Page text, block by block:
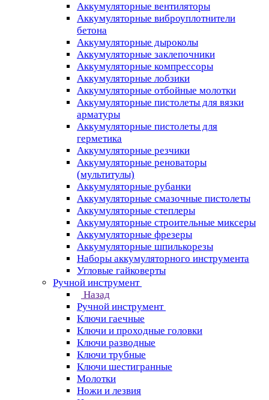
Аккумуляторные вентиляторы
Аккумуляторные виброуплотнители
бетона
Аккумуляторные дыроколы
Аккумуляторные заклепочники
Аккумуляторные компрессоры
Аккумуляторные лобзики
Аккумуляторные отбойные молотки
Аккумуляторные пистолеты для вязки
арматуры
Аккумуляторные пистолеты для
герметика
Аккумуляторные резчики
Аккумуляторные реноваторы
(мультитулы)
Аккумуляторные рубанки
Аккумуляторные смазочные пистолеты
Аккумуляторные степлеры
Аккумуляторные строительные миксеры
Аккумуляторные фрезеры
Аккумуляторные шпилькорезы
Наборы аккумуляторного инструмента
Угловые гайковерты
Ручной инструмент
Назад
Ручной инструмент
Ключи гаечные
Ключи и проходные головки
Ключи разводные
Ключи трубные
Ключи шестигранные
Молотки
Ножи и лезвия